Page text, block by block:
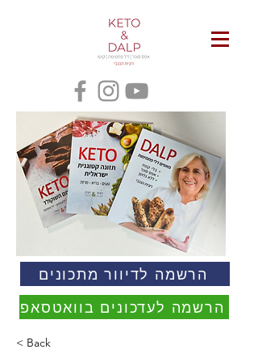
הרשמה לדיוור מתכונים
הרשמה לעדכונים בוואטסאפ
< Back